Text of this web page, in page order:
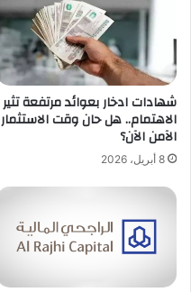
شهادات ادخار بعوائد مرتفعة تثير
الاهتمام.. هل حان وقت الاستثمار
الآمن الآن؟
8 أبريل، 2026